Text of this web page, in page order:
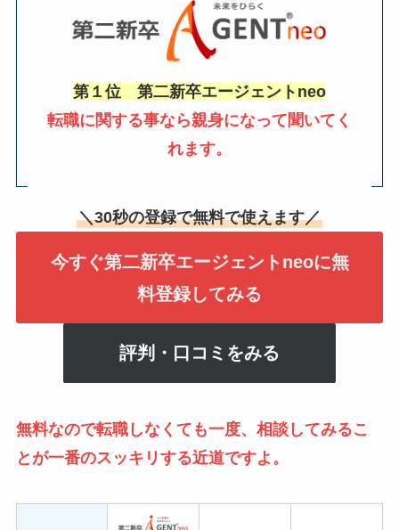
第１位 第二新卒エージェントneo
転職に関する事なら親身になって聞いてく
れます。
＼30秒の登録で無料で使えます／
今すぐ第二新卒エージェントneoに無
料登録してみる
評判・口コミをみる
無料なので転職しなくても一度、相談してみるこ
とが一番のスッキリする近道ですよ。